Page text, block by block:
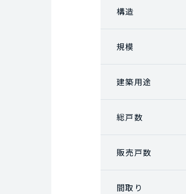
構造
規模
建築用途
総戸数
販売戸数
間取り